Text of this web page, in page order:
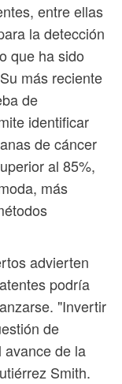
entre ellas
la detección
que ha sido
más reciente
de
identificar
de cáncer
al 85%,
más
advierten
podría
"Invertir
de
avance de la
Smith.